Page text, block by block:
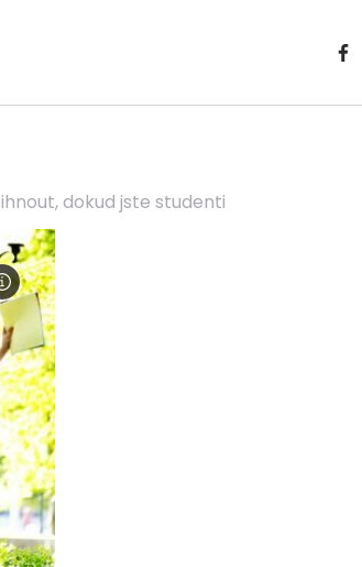
dokud jste studenti